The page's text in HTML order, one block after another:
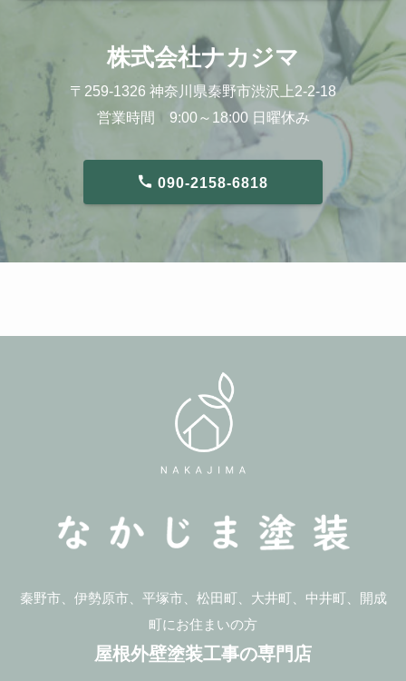
株式会社ナカジマ
〒259-1326 神奈川県秦野市渋沢上2-2-18
営業時間 9:00～18:00 日曜休み
090-2158-6818
秦野市、伊勢原市、平塚市、松田町、大井町、中井町、開成
町にお住まいの方
屋根外壁塗装工事の専門店